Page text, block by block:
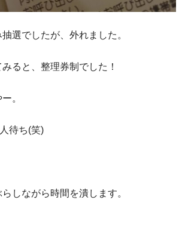
選でしたが、外れました。
ると、整理券制でした！
。
待ち(笑)
しながら時間を潰します。